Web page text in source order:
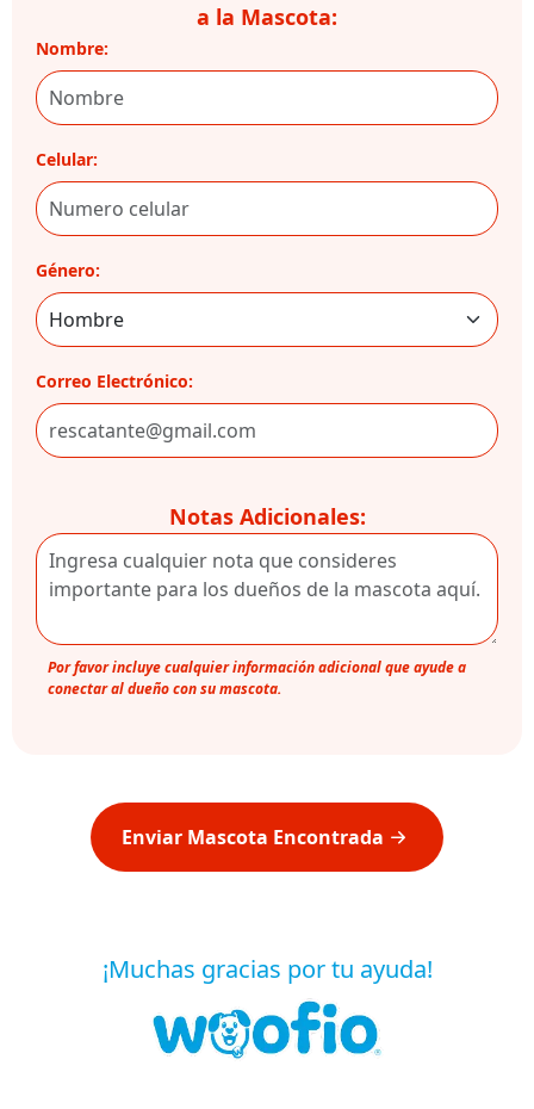
a la Mascota:
Nombre:
Celular:
Género:
Correo Electrónico:
Notas Adicionales:
Por favor incluye cualquier información adicional que ayude a
conectar al dueño con su mascota.
Enviar Mascota Encontrada
¡Muchas gracias por tu ayuda!